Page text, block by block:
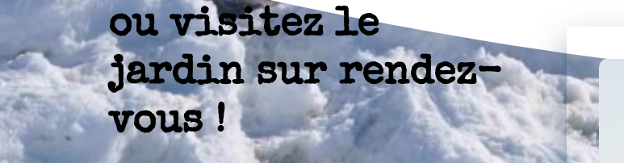
ou visitez le
jardin sur rendez-
vous !